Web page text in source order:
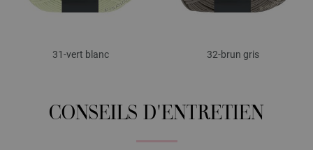
31-vert blanc 32-brun gris
CONSEILS D'ENTRETIEN